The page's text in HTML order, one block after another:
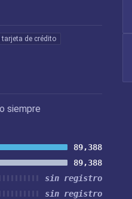
tarjeta de crédito
siempre
89,388
89,388
sin registro
sin registro